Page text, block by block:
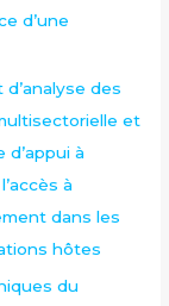
d’une
des
et
à
à
dans les
hôtes
du